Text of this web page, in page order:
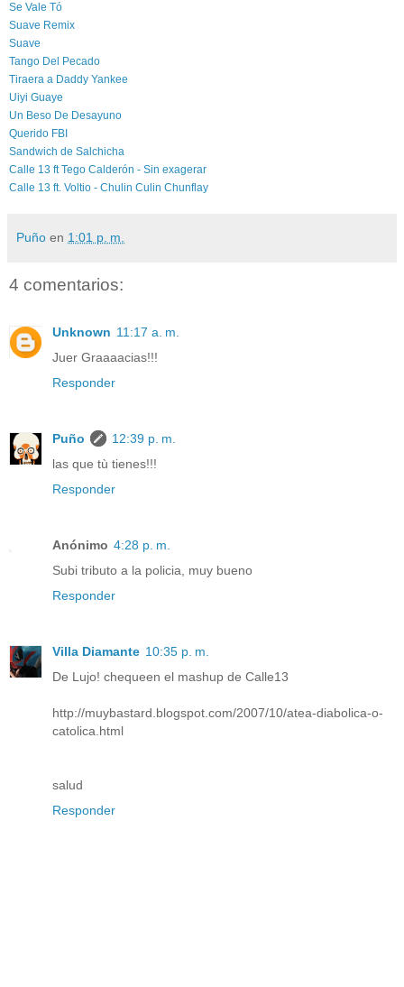
Se Vale Tó
Suave Remix
Suave
Tango Del Pecado
Tiraera a Daddy Yankee
Uiyi Guaye
Un Beso De Desayuno
Querido FBI
Sandwich de Salchicha
Calle 13 ft Tego Calderón - Sin exagerar
Calle 13 ft. Voltio - Chulin Culin Chunflay
Puño en 1:01 p. m.
4 comentarios:
Unknown 11:17 a. m.
Juer Graaaacias!!!
Responder
Puño
12:39 p. m.
las que tù tienes!!!
Responder
Anónimo 4:28 p. m.
Subi tributo a la policia, muy bueno
Responder
Villa Diamante 10:35 p. m.
De Lujo! chequeen el mashup de Calle13
http://muybastard.blogspot.com/2007/10/atea-diabolica-o-
catolica.html
salud
Responder